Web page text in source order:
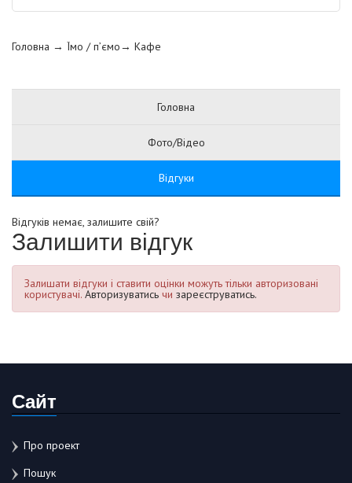
Головна → Їмо / п’ємо→ Кафе
Головна
Фото/Відео
Відгуки
Відгуків немає, залишите свій?
Залишити відгук
Залишати відгуки і ставити оцінки можуть тільки авторизовані
користувачі. Авторизуватись чи зареєструватись.
Сайт
Про проект
Пошук